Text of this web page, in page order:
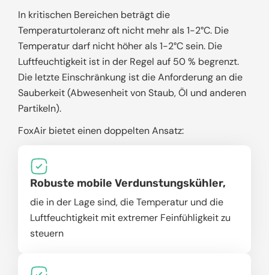
In kritischen Bereichen beträgt die
Temperaturtoleranz oft nicht mehr als 1-2°C. Die
Temperatur darf nicht höher als 1-2°C sein. Die
Luftfeuchtigkeit ist in der Regel auf 50 % begrenzt.
Die letzte Einschränkung ist die Anforderung an die
Sauberkeit (Abwesenheit von Staub, Öl und anderen
Partikeln).
FoxAir bietet einen doppelten Ansatz:
Robuste mobile Verdunstungskühler,
die in der Lage sind, die Temperatur und die
Luftfeuchtigkeit mit extremer Feinfühligkeit zu
steuern